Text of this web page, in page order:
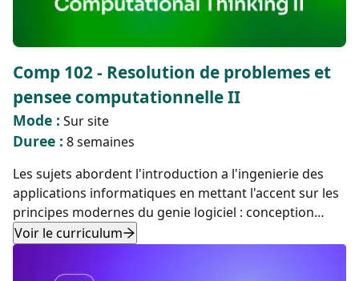
Comp 102 - Resolution de problemes et
pensee computationnelle II
Mode : Sur site
Duree : 8 semaines
Les sujets abordent l'introduction a l'ingenierie des
applications informatiques en mettant l'accent sur les
principes modernes du genie logiciel : conception
orientee objet, decomposition, encapsulation,
abstraction et tests.
Voir le curriculum